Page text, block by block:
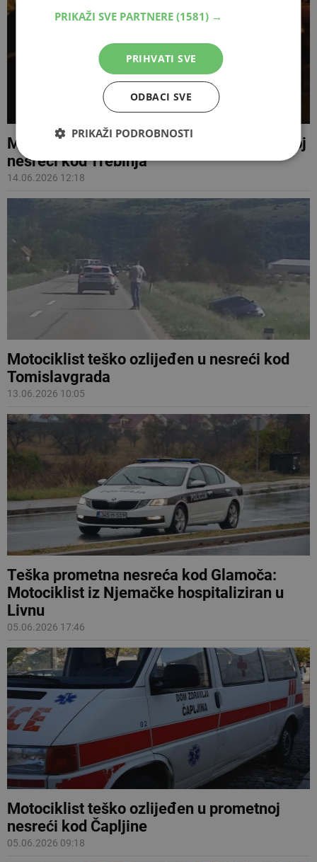
Motociklist iz Mostara poginuo u prometnoj
nesreći kod Trebinja
14.06.2026 12:18
Motociklist teško ozlijeđen u nesreći kod
Tomislavgrada
13.06.2026 10:05
Teška prometna nesreća kod Glamoča:
Motociklist iz Njemačke hospitaliziran u
Livnu
05.06.2026 17:46
Motociklist teško ozlijeđen u prometnoj
nesreći kod Čapljine
05.06.2026 09:18
PRIKAŽI SVE PARTNERE (1581) →
PRIHVATI SVE
ODBACI SVE
PRIKAŽI PODROBNOSTI